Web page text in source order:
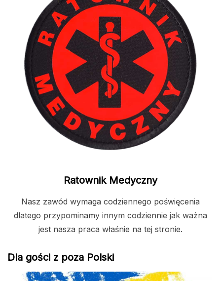
Ratownik Medyczny
Nasz zawód wymaga codziennego poświęcenia
dlatego przypominamy innym codziennie jak ważna
jest nasza praca właśnie na tej stronie.
Dla gości z poza Polski